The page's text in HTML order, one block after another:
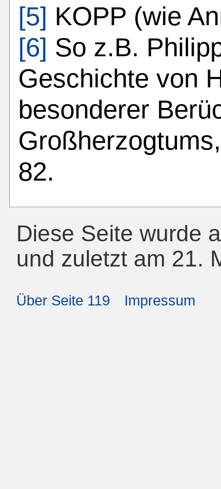
[5] KOPP (wie
[6] So z.B.
Geschichte von
besonderer
82.
Diese Seite wurde
und zuletzt am 21.
Über Seite 119 Impressum